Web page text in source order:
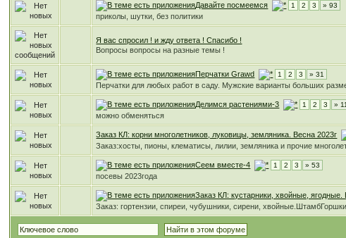
Давайте посмеемся 1 2 3 » 93
приколы, шутки, без политики
Я вас спросил ! и жду ответа ! Спасибо !
Вопросы вопросы на разные темы !
Перчатки Grawd 1 2 3 » 31
Перчатки для любых работ в саду. Мужские варианты больших
Делимся растениями-3 1 2 3 »
можно обменяться
Заказ КЛ: корни многолетников, луковицы, земляника. Весна 2023г
Заказ:хосты, пионы, клематисы, лилии, земляника и прочие
Сеем вместе-4 1 2 3 » 53
посевы 2023года
Заказ КЛ: кустарники, хвойные, ягодные.
Заказ: гортензии, спиреи, чубушники, сирени,